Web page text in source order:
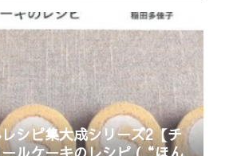
シピ集大成シリーズ2【チ